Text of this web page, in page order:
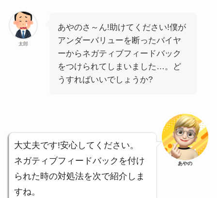
太郎
あやのさ～ん!助けてください!僕が
アンダーバリューを断ったバイヤ
ーからネガティブフィードバック
をつけられてしまいました…。ど
うすればいいでしょうか?
大丈夫です!安心してください。
ネガティブフィードバックを付け
られた時の対処法を次で紹介しま
すね。
あやの